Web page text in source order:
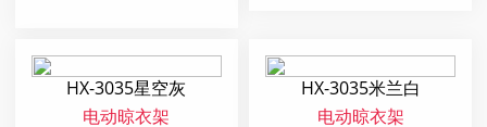
HX-3035星空灰
电动晾衣架
HX-3035米兰白
电动晾衣架